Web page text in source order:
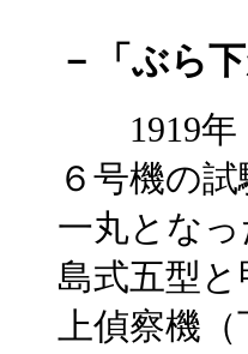
－「ぶら
1919年
６号機の
一丸とな
島式五型
上偵察機